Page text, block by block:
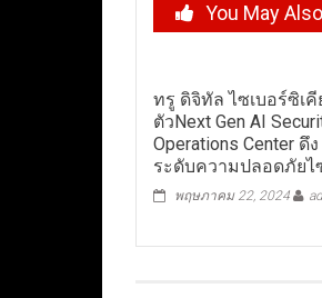
You May
ทรู ดิจิทัล ไซเบอร์ซิเคี
ตัวNext Gen AI
Operations Center ดึ
ระดับความปลอดภัยไ
พฤษภาคม 22, 2024